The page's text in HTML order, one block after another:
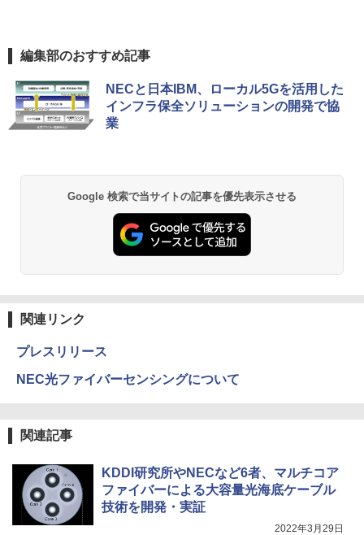
編集部のおすすめ記事
NECと日本IBM、ローカル5Gを活用した
インフラ保全ソリューションの開発で協
業
Google 検索で当サイトの記事を優先表示させる
関連リンク
プレスリリース
NEC光ファイバーセンシングについて
関連記事
KDDI研究所やNECなど6者、マルチコア
ファイバーによる大容量光海底ケーブル
技術を開発・実証
2022年3月29日